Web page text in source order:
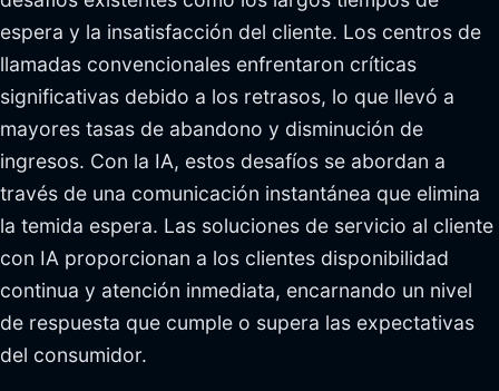
espera y la insatisfacción del cliente. Los centros de
llamadas convencionales enfrentaron críticas
significativas debido a los retrasos, lo que llevó a
mayores tasas de abandono y disminución de
ingresos. Con la IA, estos desafíos se abordan a
través de una comunicación instantánea que elimina
la temida espera. Las soluciones de servicio al cliente
con IA proporcionan a los clientes disponibilidad
continua y atención inmediata, encarnando un nivel
de respuesta que cumple o supera las expectativas
del consumidor.